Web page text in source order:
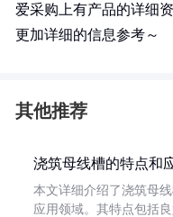
爱采购上有产品的详细
更加详细的信息参考～
其他推荐
浇筑母线槽的特点和
本文详细介绍了浇筑母
应用领域。其特点包括良